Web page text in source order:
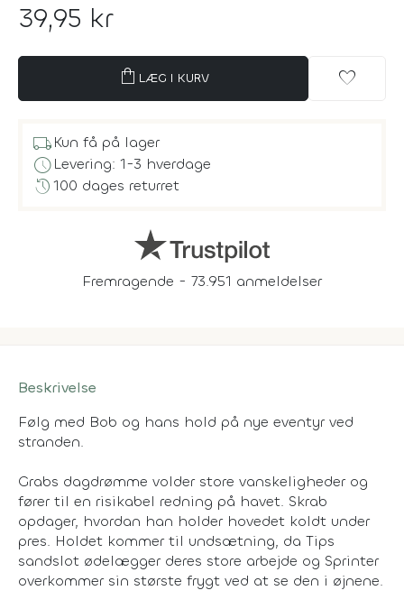
39,95 kr
shopping_bag LÆG I KURV favorite
local_shippingKun få på lager
scheduleLevering: 1-3 hverdage
history100 dages returret
Fremragende - 73.951 anmeldelser
Beskrivelse
Følg med Bob og hans hold på nye eventyr ved
stranden.
Grabs dagdrømme volder store vanskeligheder og
fører til en risikabel redning på havet. Skrab
opdager, hvordan han holder hovedet koldt under
pres. Holdet kommer til undsætning, da Tips
sandslot ødelægger deres store arbejde og Sprinter
overkommer sin største frygt ved at se den i øjnene.